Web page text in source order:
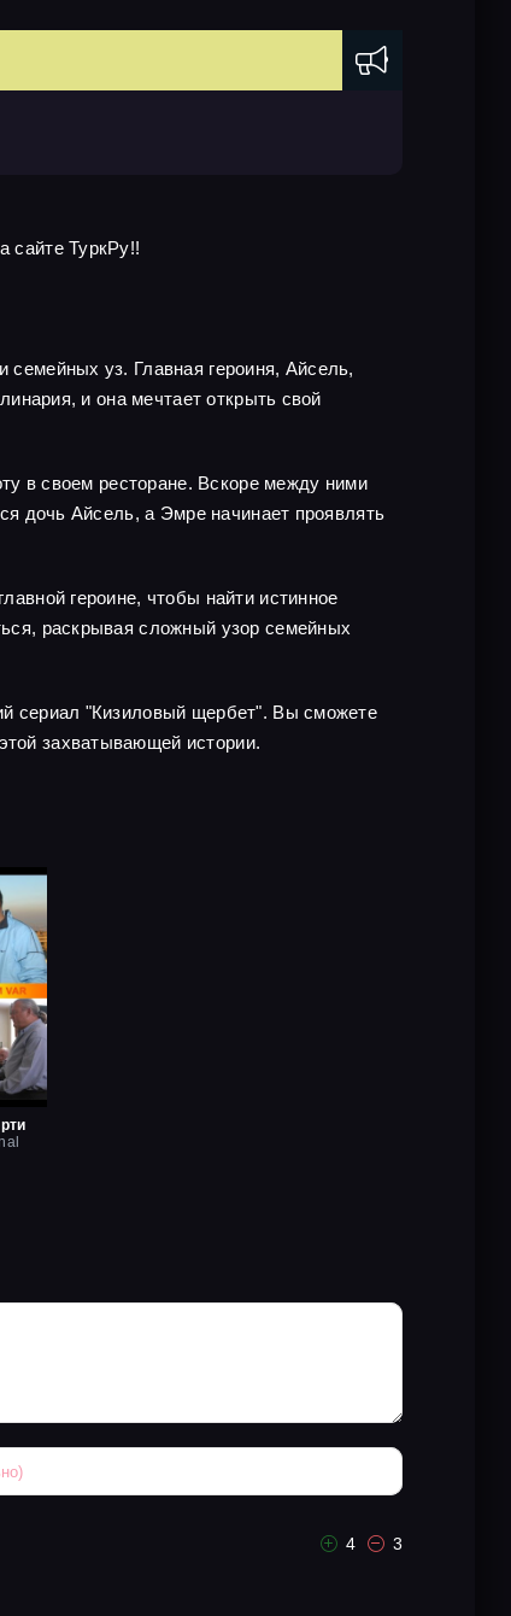
сайте ТуркРу!!
уз. Главная героиня, Айсель,
и она мечтает открыть свой
в своем ресторане. Вскоре между ними
дочь Айсель, а Эмре начинает проявлять
героине, чтобы найти истинное
раскрывая сложный узор семейных
сериал "Кизиловый щербет". Вы сможете
захватывающей истории.
4 3